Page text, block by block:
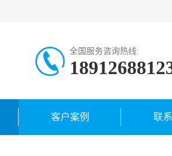
全国服务咨询热线:
客户案例 联